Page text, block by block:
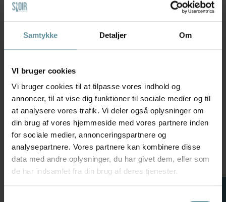
Samtykke Detaljer Om
VI bruger cookies
Vi bruger cookies til at tilpasse vores indhold og
annoncer, til at vise dig funktioner til sociale medier og til
at analysere vores trafik. Vi deler også oplysninger om
din brug af vores hjemmeside med vores partnere inden
for sociale medier, annonceringspartnere og
analysepartnere. Vores partnere kan kombinere disse
data med andre oplysninger, du har givet dem, eller som
de har indsamlet fra din brug af deres tjenester.
Zhenzi
Zhenzi Zh-Tori 1116-Tunika 3/4 -
Sort tunika 201116 Black
164,99 kr549,95 kr
L
Zhenzi Zh- Siba 1047 -Tunic -
Grøn tunika 201047 Stone
+42 50 % +42 50 %
FILTER